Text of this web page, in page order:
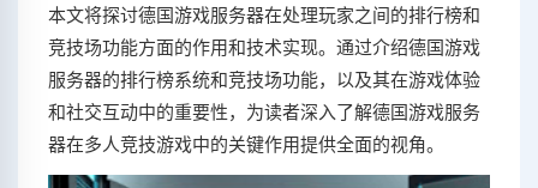
本文将探讨德国游戏服务器在处理玩家之间的排行榜和
竞技场功能方面的作用和技术实现。通过介绍德国游戏
服务器的排行榜系统和竞技场功能，以及其在游戏体验
和社交互动中的重要性，为读者深入了解德国游戏服务
器在多人竞技游戏中的关键作用提供全面的视角。